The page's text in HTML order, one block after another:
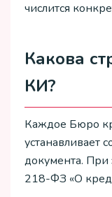
числится
Какова
КИ?
Каждое Бюро
устанавливает
документа. При
218-ФЗ «О